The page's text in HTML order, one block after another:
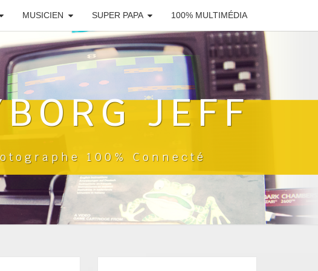
MUSICIEN SUPER PAPA 100% MULTIMÉDIA
JEFF
100% Connecté